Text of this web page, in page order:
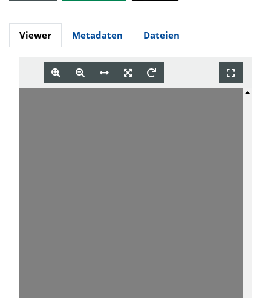
Viewer Metadaten Dateien